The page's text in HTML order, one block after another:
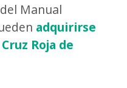
Manual
adquirirse
Roja de